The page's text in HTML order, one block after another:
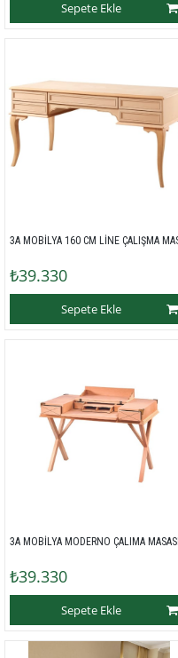
Sepete Ekle
₺39.330
Sepete Ekle
3A MOBİLYA MODERNO ÇALIMA MASASI
₺39.330
Sepete Ekle